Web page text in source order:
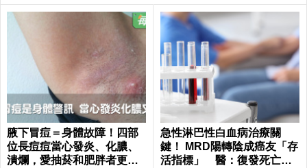
腋下冒痘＝身體故障！四部
位長痘痘當心發炎、化膿、
潰爛，愛抽菸和肥胖者更要
急性淋巴性白血病治療關
鍵！ MRD陽轉陰成癌友「存
活指標」 醫：復發死亡風